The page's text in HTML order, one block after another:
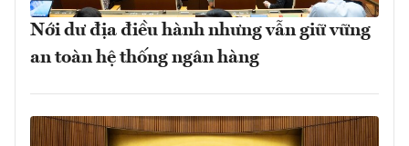
Nới dư địa điều hành nhưng vẫn giữ vững
an toàn hệ thống ngân hàng